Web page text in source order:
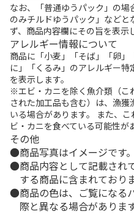
なお、「普通ゆうパック」の
のみチルドゆうパック」など
ず、商品内容欄にその旨を表示
アレルギー情報について
商品に「小麦」「そば」「卵
に」「くるみ」のアレルギー
を表示します。
※エビ・カニを除く魚介類（こ
された加工品も含む）は、漁
いる場合があります。 また、
ビ・カニを食べている可能性が
その他
商品写真はイメージです。
商品内容として記載され
する商品に含まれており
商品の色は、ご覧になる
際と異なる場合があります